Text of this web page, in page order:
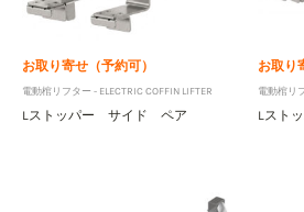
お取り寄せ（予約可）
電動棺リフター - ELECTRIC COFFIN LIFTER
Lストッパー サイド ペア
お取り
電動棺リ
Lスト